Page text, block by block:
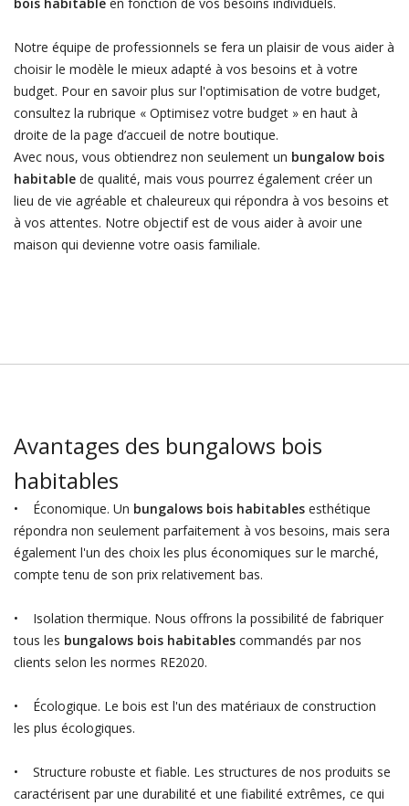
Notre équipe de professionnels se fera un plaisir de vous aider à
choisir le modèle le mieux adapté à vos besoins et à votre
budget. Pour en savoir plus sur l'optimisation de votre budget,
consultez la rubrique « Optimisez votre budget » en haut à
droite de la page d’accueil de notre boutique.
Avec nous, vous obtiendrez non seulement un bungalow bois
habitablede qualité, mais vous pourrez également créer un
lieu de vie agréable et chaleureux qui répondra à vos besoins et
à vos attentes. Notre objectif est de vous aider à avoir une
maison qui devienne votre oasis familiale.
Avantages des bungalows bois
habitables
• Économique. Un bungalows bois habitablesesthétique
répondra non seulement parfaitement à vos besoins, mais sera
également l'un des choix les plus économiques sur le marché,
compte tenu de son prix relativement bas.
• Isolation thermique. Nous offrons la possibilité de fabriquer
tous les bungalows bois habitablescommandés par nos
clients selon les normes RE2020.
• Écologique. Le bois est l'un des matériaux de construction
les plus écologiques.
• Structure robuste et fiable. Les structures de nos produits se
caractérisent par une durabilité et une fiabilité extrêmes, ce qui